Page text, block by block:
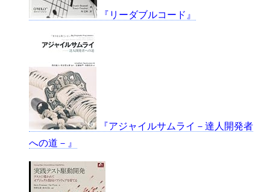
『リーダブルコード』
『アジャイルサムライ－達人開発者
への道－』